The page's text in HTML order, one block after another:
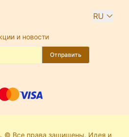
RU
и новости
Отправить
© Все права защищены. Идея и